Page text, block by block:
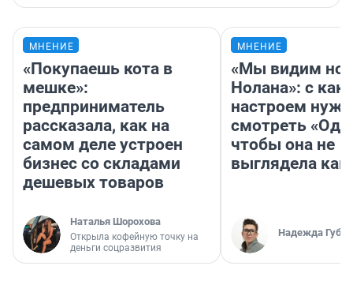
МНЕНИЕ
«Покупаешь кота в
мешке»:
предприниматель
рассказала, как на
самом деле устроен
бизнес со складами
дешевых товаров
Наталья Шорохова
Открыла кофейную точку на
деньги соцразвития
МНЕНИЕ
«Мы видим
Нолана»: с
настроем
смотреть
чтобы она не
выглядела как
Надежда